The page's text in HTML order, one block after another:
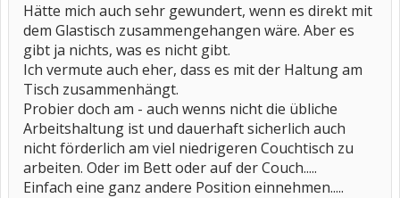
Hätte mich auch sehr gewundert, wenn es direkt mit
dem Glastisch zusammengehangen wäre. Aber es
gibt ja nichts, was es nicht gibt.
Ich vermute auch eher, dass es mit der Haltung am
Tisch zusammenhängt.
Probier doch am - auch wenns nicht die übliche
Arbeitshaltung ist und dauerhaft sicherlich auch
nicht förderlich am viel niedrigeren Couchtisch zu
arbeiten. Oder im Bett oder auf der Couch.....
Einfach eine ganz andere Position einnehmen.....